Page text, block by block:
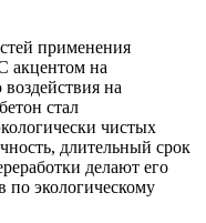
применения
акцентом на
на
стал
чистых
длительный срок
делают его
по экологическому